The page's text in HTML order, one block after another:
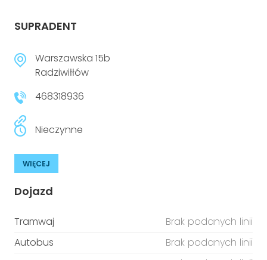
SUPRADENT
Warszawska 15b
Radziwiłłów
468318936
Nieczynne
WIĘCEJ
Dojazd
Tramwaj
Brak podanych linii
Autobus
Brak podanych linii